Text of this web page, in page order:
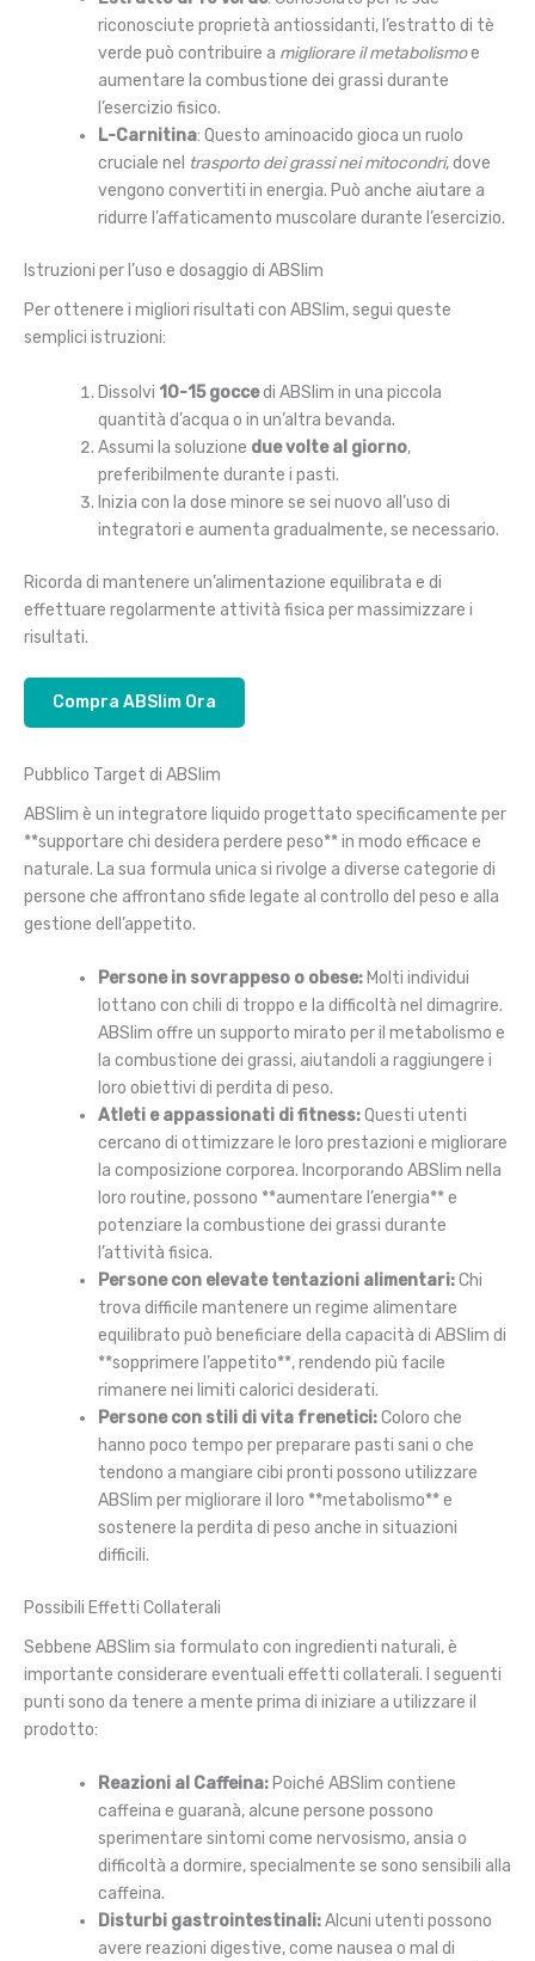
riconosciute proprietà antiossidanti, l’estratto di tè
verde può contribuire a migliorare il metabolismoe
aumentare la combustione dei grassi durante
l’esercizio fisico.
L-Carnitina: Questo aminoacido gioca un ruolo
cruciale nel trasporto dei grassi nei mitocondri, dove
vengono convertiti in energia. Può anche aiutare a
ridurre l’affaticamento muscolare durante l’esercizio.
Istruzioni per l’uso e dosaggio di ABSlim
Per ottenere i migliori risultati con ABSlim, segui queste
semplici istruzioni:
Dissolvi 10-15 goccedi ABSlim in una piccola
quantità d’acqua o in un’altra bevanda.
Assumi la soluzione due volte al giorno,
preferibilmente durante i pasti.
Inizia con la dose minore se sei nuovo all’uso di
integratori e aumenta gradualmente, se necessario.
Ricorda di mantenere un’alimentazione equilibrata e di
effettuare regolarmente attività fisica per massimizzare i
risultati.
Compra ABSlim Ora
Pubblico Target di ABSlim
ABSlim è un integratore liquido progettato specificamente per
**supportare chi desidera perdere peso** in modo efficace e
naturale. La sua formula unica si rivolge a diverse categorie di
persone che affrontano sfide legate al controllo del peso e alla
gestione dell’appetito.
Persone in sovrappeso o obese: Molti individui
lottano con chili di troppo e la difficoltà nel dimagrire.
ABSlim offre un supporto mirato per il metabolismo e
la combustione dei grassi, aiutandoli a raggiungere i
loro obiettivi di perdita di peso.
Atleti e appassionati di fitness:Questi utenti
cercano di ottimizzare le loro prestazioni e migliorare
la composizione corporea. Incorporando ABSlim nella
loro routine, possono **aumentare l’energia** e
potenziare la combustione dei grassi durante
l’attività fisica.
Persone con elevate tentazioni alimentari:Chi
trova difficile mantenere un regime alimentare
equilibrato può beneficiare della capacità di ABSlim di
**sopprimere l’appetito**, rendendo più facile
rimanere nei limiti calorici desiderati.
Persone con stili di vita frenetici:Coloro che
hanno poco tempo per preparare pasti sani o che
tendono a mangiare cibi pronti possono utilizzare
ABSlim per migliorare il loro **metabolismo** e
sostenere la perdita di peso anche in situazioni
difficili.
Possibili Effetti Collaterali
Sebbene ABSlim sia formulato con ingredienti naturali, è
importante considerare eventuali effetti collaterali. I seguenti
punti sono da tenere a mente prima di iniziare a utilizzare il
prodotto:
Reazioni al Caffeina: Poiché ABSlim contiene
caffeina e guaranà, alcune persone possono
sperimentare sintomi come nervosismo, ansia o
difficoltà a dormire, specialmente se sono sensibili alla
caffeina.
Disturbi gastrointestinali:Alcuni utenti possono
avere reazioni digestive, come nausea o mal di